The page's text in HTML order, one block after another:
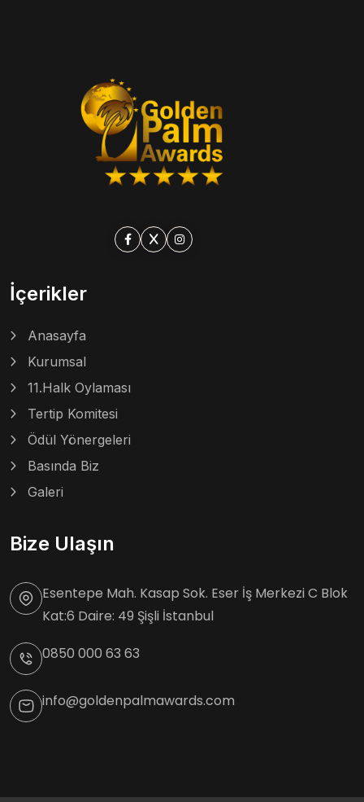
İçerikler
Anasayfa
Kurumsal
11.Halk Oylaması
Tertip Komitesi
Ödül Yönergeleri
Basında Biz
Galeri
Bize Ulaşın
Esentepe Mah. Kasap Sok. Eser İş Merkezi C Blok
Kat:6 Daire: 49 Şişli İstanbul
0850 000 63 63
info@goldenpalmawards.com